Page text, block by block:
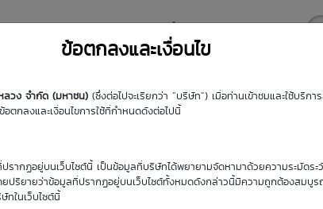
ข้อตกลงและเงื่อนไข
วง จำกัด (มหาชน) (ซึ่งต่อไปจะเรียกว่า “บริษัท”) เมื่อท่านเข้าชมและใช้บริก
ตกลงและเงื่อนไขการใช้ที่กำหนดดังต่อไปนี้
รากฏอยู่บนเว็บไซต์นี้ เป็นข้อมูลที่บริษัทได้พยายามจัดหามาด้วยความระมัดร
ปริยายว่าข้อมูลที่ปรากฏอยู่บนเว็บไซต์ทั้งหมดดังกล่าวนี้มีความถูกต้องสมบูร
ทในเว็บไซต์นี้
Highlight DW มุมความรู้ DW Search